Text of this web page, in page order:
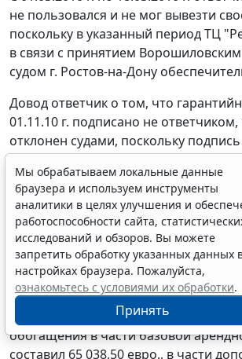
не пользовался и не мог вывезти
поскольку в указанный период ТЦ
в связи с принятием
судом г. Ростов-на-Дону
Довод ответчик о том, что
01.11.10 г. подписано не
отклонен судами, поскольку
заверена печатью, а доказательств
период печать ответчика была
представлено.
При этом заявления о
доказательства в соответствии со
Арбитражного процессуального
Федерации ответчиком не заявлялось.
Таким образом, размер
обогащения в части базовой
составил 65 038,50 евро., в части
Мы обрабатываем локальные данные
браузера и используем инструменты
аналитики в целях улучшения и
работоспособности сайта,
исследований и обзоров. Вы можете
запретить обработку указанных данных
настройках браузера. Пожалуйста,
ознакомьтесь с условиями их обработки.
Принять